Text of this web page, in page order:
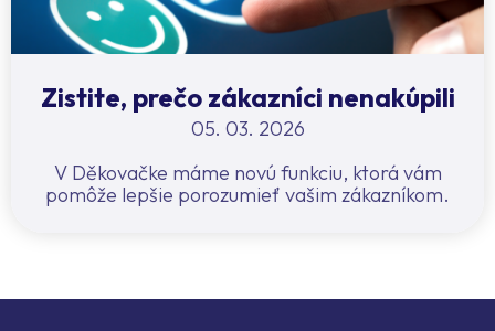
Zistite, prečo zákazníci nenakúpili
05. 03. 2026
V Děkovačke máme novú funkciu, ktorá vám
pomôže lepšie porozumieť vašim zákazníkom.